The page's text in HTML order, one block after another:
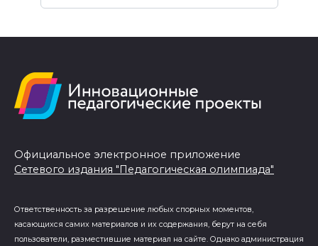
Официальное электронное приложение
Сетевого издания "Педагогическая олимпиада"
Ответственность за разрешение любых спорных моментов,
касающихся самих материалов и их содержания, берут на себя
пользователи, разместившие материал на сайте. Однако администрация